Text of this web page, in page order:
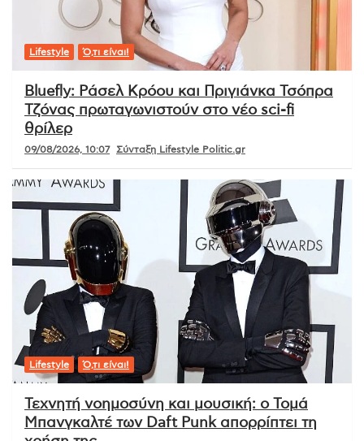
Lifestyle Ό,τι είναι!
Bluefly: Ράσελ Κρόου και Πριγιάνκα Τσόπρα
Τζόνας πρωταγωνιστούν στο νέο sci-fi
θρίλερ
09/08/2026, 10:07 Σύνταξη Lifestyle Politic.gr
Lifestyle Ό,τι είναι!
Τεχνητή νοημοσύνη και μουσική: ο Τομά
Μπανγκαλτέ των Daft Punk απορρίπτει τη